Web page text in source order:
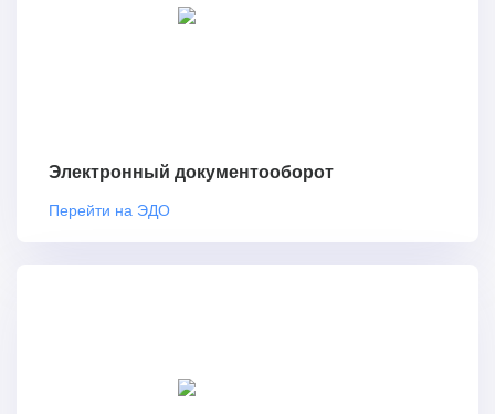
Электронный документооборот
Перейти на ЭДО